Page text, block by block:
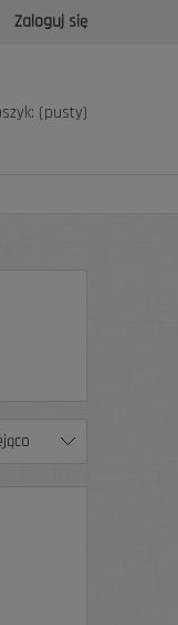
Zaloguj się
(pusty)